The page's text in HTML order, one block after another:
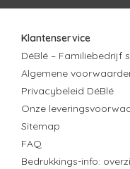
Klantenservice
DéBlé – Familiebedrijf
Algemene
Privacybeleid DéBlé
Onze
Sitemap
FAQ
Bedrukkings-info: